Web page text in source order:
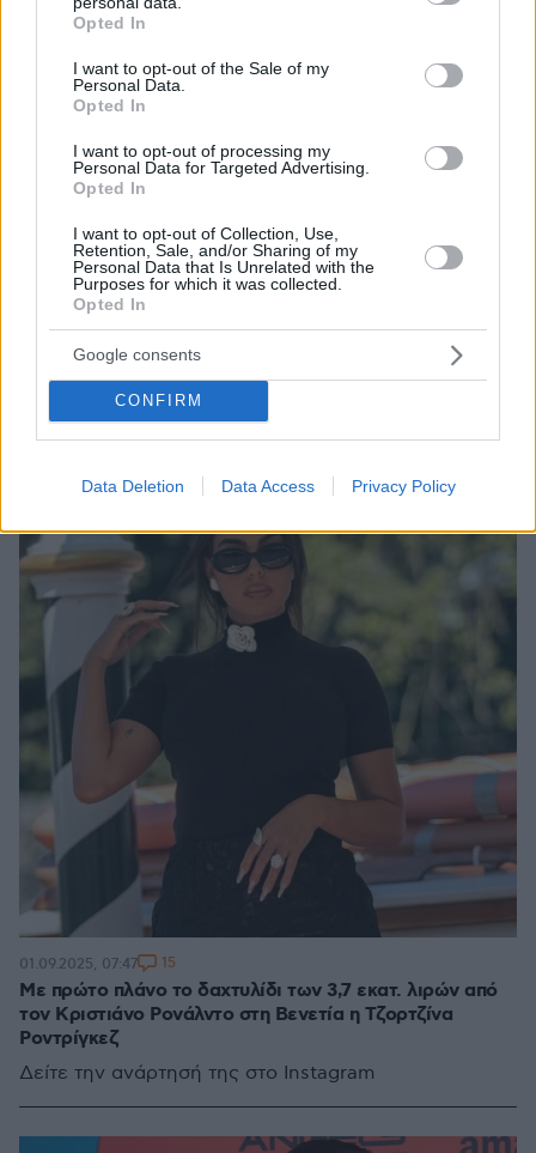
grant or deny consent to Google and its third-party tags to
use your data for below specified purposes in below Google
consent section.
Opted In
I want to opt-out of the Sale of my
Personal Data.
Opted In
I want to opt-out of processing my
Personal Data for Targeted Advertising.
Opted In
I want to opt-out of Collection, Use,
Retention, Sale, and/or Sharing of my
Personal Data that Is Unrelated with the
Purposes for which it was collected.
Opted In
Google consents
CONFIRM
Data Deletion Data Access Privacy Policy
Κριστιάνο Ρονάλντο για Τζορτζίνα Ροντρίγκεζ: Είναι η
αγάπη της ζωής μου, ο άνθρωπος που με καταλαβαίνει
Φροντίζει εμένα και την οικογένειά μου, αυτό είναι
που αναζητώ, πρόσθεσε ο ποδοσφαιριστής
05.11.2025, 22:27 7
Με πρώτο πλάνο το δαχτυλίδι των 3,7 εκατ. λιρών από
τον Κριστιάνο Ρονάλντο στη Βενετία η Τζορτζίνα
Ροντρίγκεζ
Δείτε την ανάρτησή της στο Instagram
01.09.2025, 07:47 15